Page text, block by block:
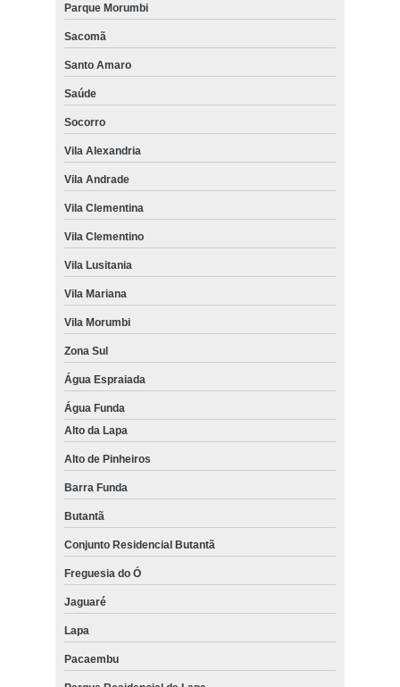
Parque Morumbi
Sacomã
Santo Amaro
Saúde
Socorro
Vila Alexandria
Vila Andrade
Vila Clementina
Vila Clementino
Vila Lusitania
Vila Mariana
Vila Morumbi
Zona Sul
Água Espraiada
Água Funda
Alto da Lapa
Alto de Pinheiros
Barra Funda
Butantã
Conjunto Residencial Butantã
Freguesia do Ó
Jaguaré
Lapa
Pacaembu